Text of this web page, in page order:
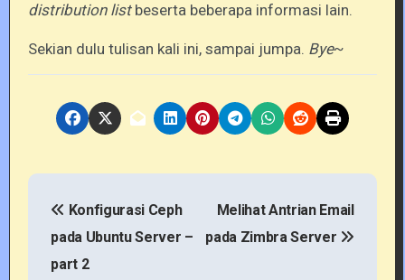
distribution list beserta beberapa informasi lain.
Sekian dulu tulisan kali ini, sampai jumpa. Bye~
P
Konfigurasi Ceph
pada Ubuntu Server –
part 2
Melihat Antrian Email
pada Zimbra Server